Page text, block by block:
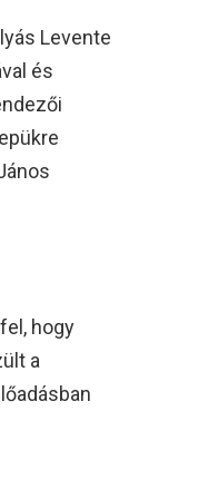
Levente
és
hogy
a